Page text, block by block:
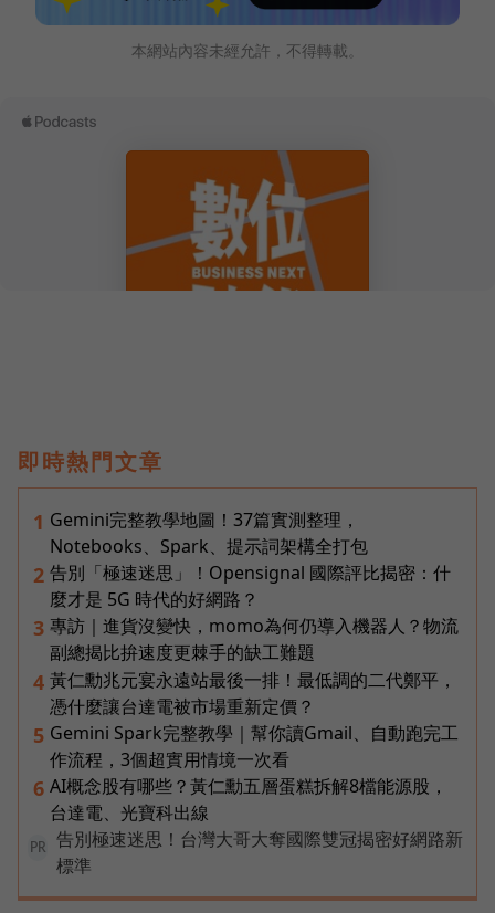
本網站內容未經允許，不得轉載。
即時熱門文章
1 Gemini完整教學地圖！37篇實測整理，
Notebooks、Spark、提示詞架構全打包
2 告別「極速迷思」！Opensignal 國際評比揭密：什
麼才是 5G 時代的好網路？
3 專訪｜進貨沒變快，momo為何仍導入機器人？物流
副總揭比拚速度更棘手的缺工難題
4 黃仁勳兆元宴永遠站最後一排！最低調的二代鄭平，
憑什麼讓台達電被市場重新定價？
5 Gemini Spark完整教學｜幫你讀Gmail、自動跑完工
作流程，3個超實用情境一次看
6 AI概念股有哪些？黃仁勳五層蛋糕拆解8檔能源股，
台達電、光寶科出線
PR
告別極速迷思！台灣大哥大奪國際雙冠揭密好網路新
標準